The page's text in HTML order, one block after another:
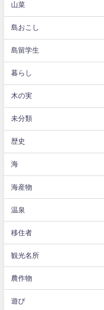
山菜
島おこし
島留学生
暮らし
木の実
未分類
歴史
海
海産物
温泉
移住者
観光名所
農作物
遊び